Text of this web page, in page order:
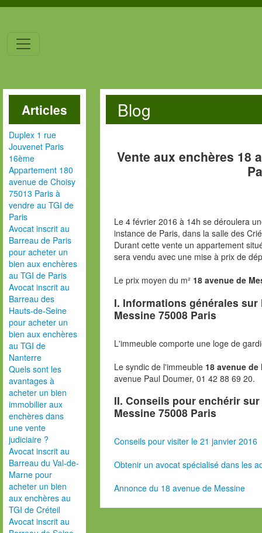
Articles
Duplex 1 rue
Jouvenet Paris
16ème
Appartement 180
avenue de Choisy
75013 Paris à
vendre au TGI de
Paris
Avocat inscrit au
Barreau de Paris
pour acheter un
bien aux enchères
au TGI de Paris
Avocat inscrit au
Barreau des
Hauts-de-Seine
pour acheter un
bien aux enchères
au TGI de
Nanterre
Quels sont les
avantages à
acheter un bien
immobilier aux
enchères dans
une vente
judiciaire ?
Avocat inscrit au
Barreau du Val-de-
Marne pour
acheter un bien
aux enchères au
TGI de Créteil
Avocat inscrit au
Blog
Vente aux enchères 18
Le 4 février 2016 à 14h se déroulera
instance de Paris, dans la salle des
Durant cette vente un appartement
sera vendu avec une mise à prix de
Le prix moyen du m² 18 avenue de
I. Informations générales
Messine 75008 Paris
L'immeuble comporte une loge de
Le syndic de l'immeuble 18 avenue de
avenue Paul Doumer, 01 42 88 69 20.
II. Conseils pour enchérir
Messine 75008 Paris
Conseils pour visiter le 21 janvier 2016
Obtenir un avocat spécialisé dans les
Annonce du 18 avenue de Messine